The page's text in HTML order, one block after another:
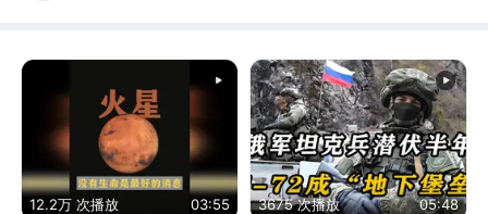
12.2万 次播放 03:55 3675 次播放 05:48